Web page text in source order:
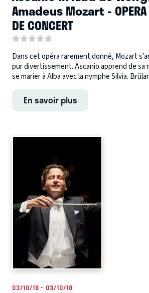
Amadeus Mozart - OPERA
DE CONCERT
Dans cet opéra rarement donné, Mozart
pur divertissement. Ascanio apprend de sa
se marier à Alba avec la nymphe Silvia.
En savoir plus
03/10/18 - 03/10/18